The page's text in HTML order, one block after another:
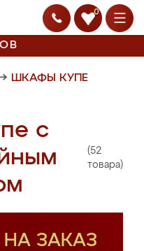
0
→ ШКАФЫ КУПЕ
с
(52
товара)
ЗАКАЗ